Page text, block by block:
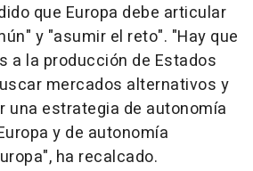
que Europa debe articular
y "asumir el reto". "Hay que
a la producción de Estados
mercados alternativos y
una estrategia de autonomía
y de autonomía
ha recalcado.